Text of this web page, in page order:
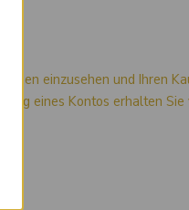
einzusehen und Ihren
eines Kontos erhalten